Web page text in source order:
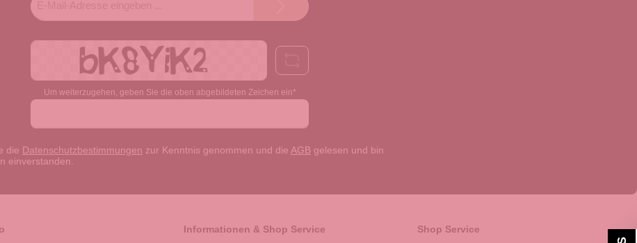
Adresse*
Um weiterzugehen, geben Sie die oben abgebildeten Zeichen ein*
die Datenschutzbestimmungen zur Kenntnis genommen und die AGB gelesen und bin
einverstanden.
Informationen & Shop Service Shop Service